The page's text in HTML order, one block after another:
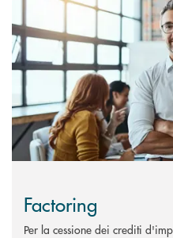
Factoring
Per la cessione dei crediti